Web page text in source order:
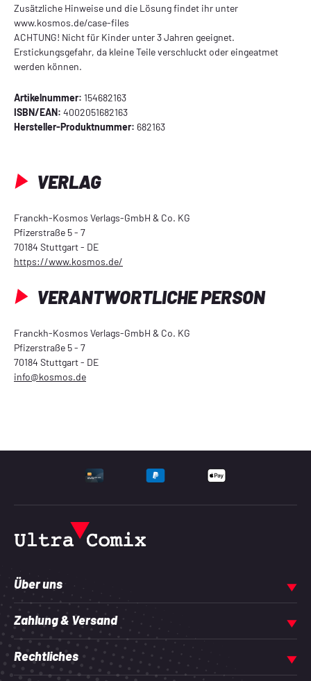
Zusätzliche Hinweise und die Lösung findet ihr unter
www.kosmos.de/case-files
ACHTUNG! Nicht für Kinder unter 3 Jahren geeignet.
Erstickungsgefahr, da kleine Teile verschluckt oder eingeatmet
werden können.
Artikelnummer: 154682163
ISBN/EAN: 4002051682163
Hersteller-Produktnummer: 682163
VERLAG
Franckh-Kosmos Verlags-GmbH & Co. KG
Pfizerstraße 5 - 7
70184 Stuttgart - DE
https://www.kosmos.de/
VERANTWORTLICHE PERSON
Franckh-Kosmos Verlags-GmbH & Co. KG
Pfizerstraße 5 - 7
70184 Stuttgart - DE
info@kosmos.de
UNTERSTÜTZTE
Über uns
Zahlung & Versand
Rechtliches